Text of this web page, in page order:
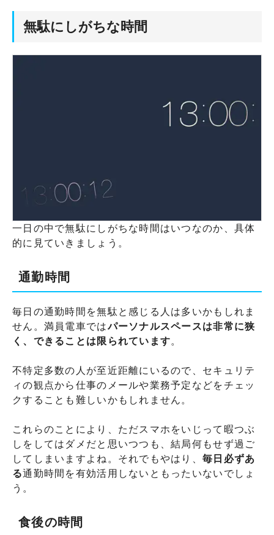
無駄にしがちな時間
一日の中で無駄にしがちな時間はいつなのか、具体
的に見ていきましょう。
通勤時間
毎日の通勤時間を無駄と感じる人は多いかもしれま
せん。満員電車ではパーソナルスペースは非常に狭
く、できることは限られています。
不特定多数の人が至近距離にいるので、セキュリテ
ィの観点から仕事のメールや業務予定などをチェッ
クすることも難しいかもしれません。
これらのことにより、ただスマホをいじって暇つぶ
しをしてはダメだと思いつつも、結局何もせず過ご
してしまいますよね。それでもやはり、毎日必ずあ
る通勤時間を有効活用しないともったいないでしょ
う。
食後の時間